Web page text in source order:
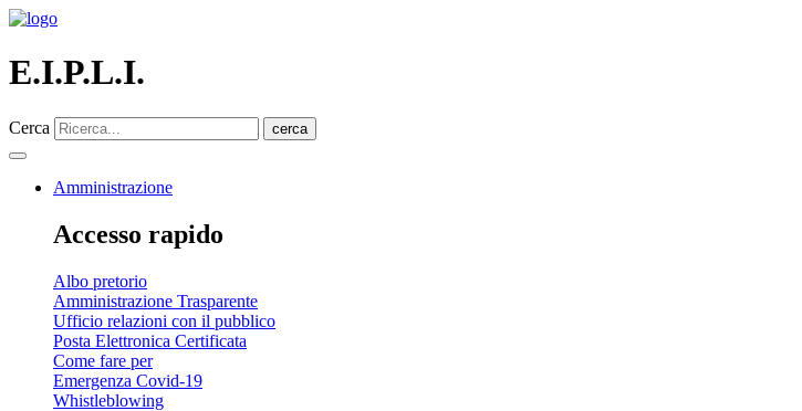
E.I.P.L.I.
Cerca cerca
Amministrazione
Accesso rapido
Albo pretorio
Amministrazione Trasparente
Ufficio relazioni con il pubblico
Posta Elettronica Certificata
Come fare per
Emergenza Covid-19
Whistleblowing